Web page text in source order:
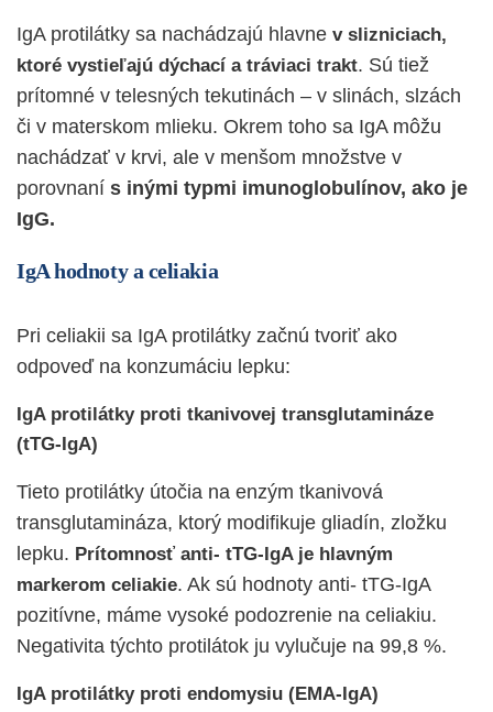
IgA protilátky sa nachádzajú hlavne v slizniciach,
ktoré vystieľajú dýchací a tráviaci trakt. Sú tiež
prítomné v telesných tekutinách – v slinách, slzách
či v materskom mlieku. Okrem toho sa IgA môžu
nachádzať v krvi, ale v menšom množstve v
porovnaní s inými typmi imunoglobulínov, ako je
IgG.
IgA hodnoty a celiakia
Pri celiakii sa IgA protilátky začnú tvoriť ako
odpoveď na konzumáciu lepku:
IgA protilátky proti tkanivovej transglutamináze
(tTG-IgA)
Tieto protilátky útočia na enzým tkanivová
transglutamináza, ktorý modifikuje gliadín, zložku
lepku. Prítomnosť anti- tTG-IgA je hlavným
markerom celiakie. Ak sú hodnoty anti- tTG-IgA
pozitívne, máme vysoké podozrenie na celiakiu.
Negativita týchto protilátok ju vylučuje na 99,8 %.
IgA protilátky proti endomysiu (EMA-IgA)